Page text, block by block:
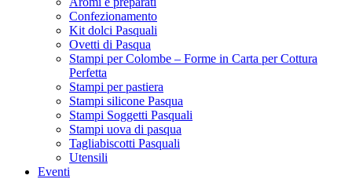
Confezionamento
Kit dolci Pasquali
Ovetti di Pasqua
Stampi per Colombe – Forme in Carta per Cottura
Perfetta
Stampi per pastiera
Stampi silicone Pasqua
Stampi Soggetti Pasquali
Stampi uova di pasqua
Tagliabiscotti Pasquali
Utensili
Eventi